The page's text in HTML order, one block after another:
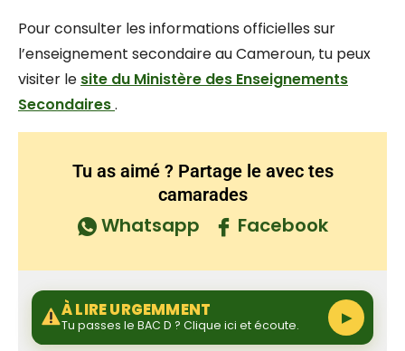
Pour consulter les informations officielles sur
l’enseignement secondaire au Cameroun, tu peux
visiter le site du Ministère des Enseignements
Secondaires.
Tu as aimé ? Partage le avec tes
camarades
Whatsapp Facebook
À LIRE URGEMMENT
Tu passes le BAC D ? Clique ici et écoute. ▶